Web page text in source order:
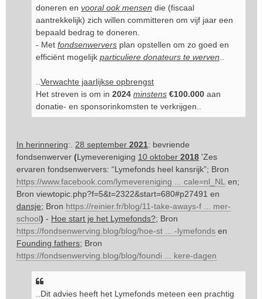
doneren en vooral ook mensen die (fiscaal
aantrekkelijk) zich willen committeren om vijf jaar een
bepaald bedrag te doneren.
- Met fondsenwervers plan opstellen om zo goed en
efficiënt mogelijk particuliere donateurs te werven
Verwachte jaarlijkse opbrengst
Het streven is om in 2024 minstens €100.000 aan
donatie- en sponsorinkomsten te verkrijgen..
In herinnering:. 28 september 2021: bevriende
fondsenwerver (Lymevereniging 10 oktober 2018 'Zes
ervaren fondsenwervers: “Lymefonds heel kansrijk”; Bron
https://www.facebook.com/lymevereniging ... cale=nl_NL en;
Bron viewtopic.php?f=5&t=2322&start=680#p27491 en
dansje; Bron https://reinier.fr/blog/11-take-aways-f ... mer-
school) - Hoe start je het Lymefonds?; Bron
https://fondsenwerving.blog/blog/hoe-st ... -lymefonds en
Founding fathers; Bron
https://fondsenwerving.blog/blog/foundi ... kere-dagen
..Dit advies heeft het Lymefonds meteen een prachtig